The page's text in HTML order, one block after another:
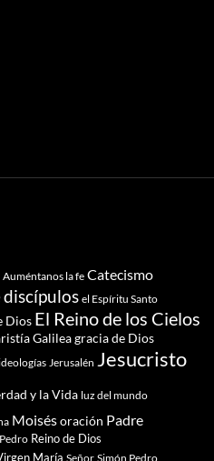
Auméntanos la fe Catecismo
discípulos el Espíritu Santo
Dios El Reino de los Cielos
Galileagracia de Dios
Jerusalén Jesucristo
y la Vida luz del mundo
Moisésoración Padre
Pedro Reino de Dios
María Señor Simón Pedro